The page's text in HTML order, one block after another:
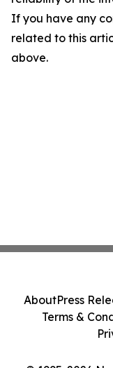
If you have any
related to this
above.
AboutPress
Terms &